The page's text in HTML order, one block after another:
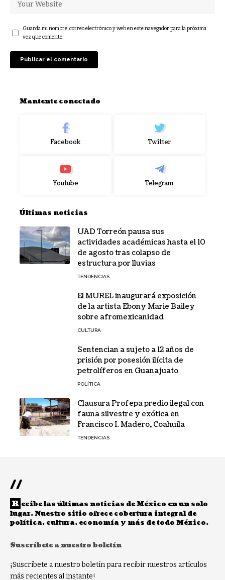
Guarda mi nombre, correo electrónico y web en este navegador para la próxima
vez que comente.
Mantente conectado
Facebook Twitter
Youtube Telegram
Últimas noticias
UAD Torreón pausa sus
actividades académicas hasta el 10
de agosto tras colapso de
estructura por lluvias
TENDENCIAS
El MUREL inaugurará exposición
de la artista Ebony Marie Bailey
sobre afromexicanidad
CULTURA
Sentencian a sujeto a 12 años de
prisión por posesión ilícita de
petrolíferos en Guanajuato
POLÍTICA
Clausura Profepa predio ilegal con
fauna silvestre y exótica en
Francisco I. Madero, Coahuila
TENDENCIAS
//
R ecibe las últimas noticias de México en un solo
lugar. Nuestro sitio ofrece cobertura integral de
política, cultura, economía y más de todo México.
Suscríbete a nuestro boletín
¡Suscríbete a nuestro boletín para recibir nuestros artículos
más recientes al instante!